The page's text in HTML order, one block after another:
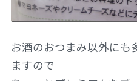
お酒のおつまみ以外にも
ますので